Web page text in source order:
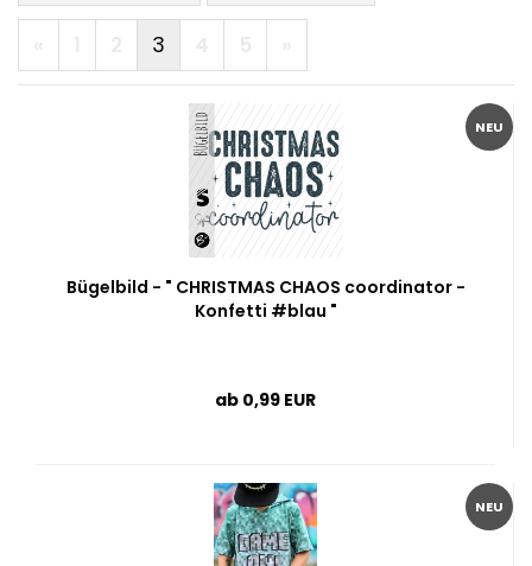
3
NEU
Bügelbild - " CHRISTMAS CHAOS coordinator -
Konfetti #blau "
ab 0,99 EUR
NEU